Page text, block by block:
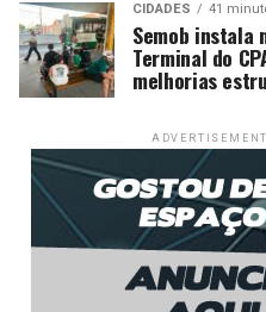
CIDADES 41
Semob instala
Terminal do
melhorias
ADVERTISEMENT